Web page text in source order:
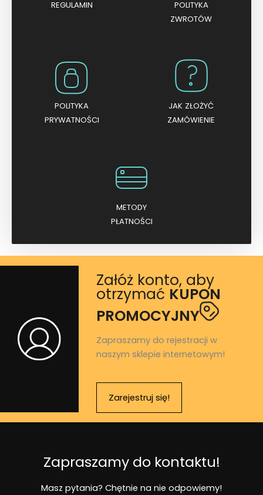
REGULAMIN
POLITYKA
ZWROTÓW
POLITYKA
PRYWATNOŚCI
JAK ZŁOŻYĆ
ZAMÓWIENIE
METODY
PŁATNOŚCI
Załóż konto, aby
otrzymać KUPON
PROMOCYJNY
Zapraszamy do rejestracji w
naszym sklepie internetowym!
Zarejestruj się!
Zapraszamy do kontaktu!
Masz pytania? Chętnie na nie odpowiemy!